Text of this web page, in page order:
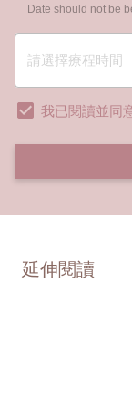
Date should not be
我已閱讀並同
延伸閱讀